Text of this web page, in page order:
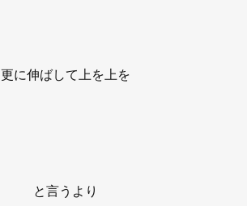
更に伸ばして上を上を
と言うより